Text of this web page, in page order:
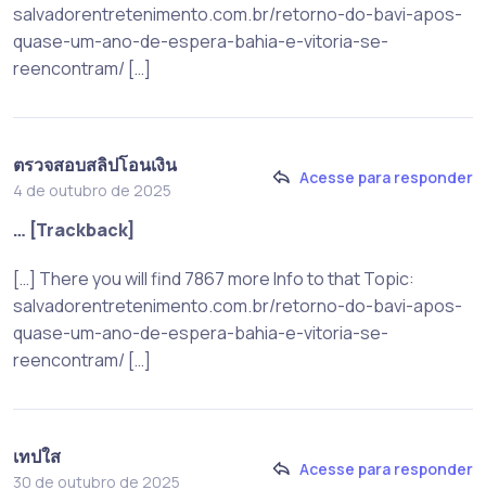
salvadorentretenimento.com.br/retorno-do-bavi-apos-
quase-um-ano-de-espera-bahia-e-vitoria-se-
reencontram/ […]
ตรวจสอบสลิปโอนเงิน
4 de outubro de 2025
Acesse para responder
… [Trackback]
[…] There you will find 7867 more Info to that Topic:
salvadorentretenimento.com.br/retorno-do-bavi-apos-
quase-um-ano-de-espera-bahia-e-vitoria-se-
reencontram/ […]
เทปใส
30 de outubro de 2025
Acesse para responder